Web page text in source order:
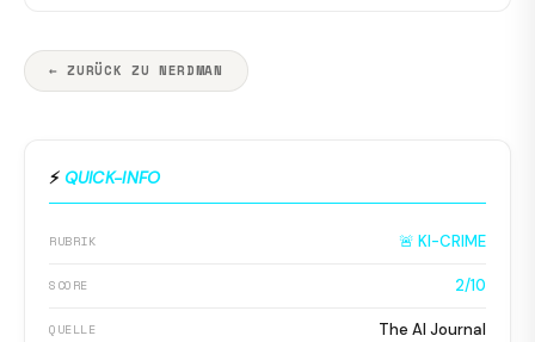
← ZURÜCK ZU NERDMAN
⚡ QUICK-INFO
RUBRIK 🚨 KI-CRIME
SCORE 2/10
QUELLE The AI Journal